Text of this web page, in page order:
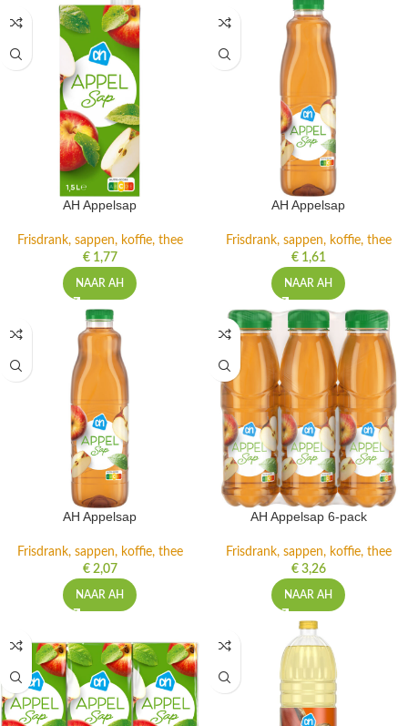
AH Appelsap
Frisdrank, sappen, koffie, thee
€1,77
NAAR AH
AH Appelsap
Frisdrank, sappen, koffie, thee
€1,61
NAAR AH
AH Appelsap
Frisdrank, sappen, koffie, thee
€2,07
NAAR AH
AH Appelsap 6-pack
Frisdrank, sappen, koffie, thee
€3,26
NAAR AH